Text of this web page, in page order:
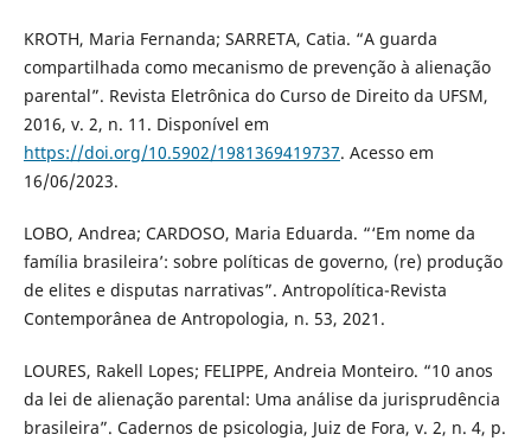
KROTH, Maria Fernanda; SARRETA, Catia. “A guarda
compartilhada como mecanismo de prevenção à alienação
parental”. Revista Eletrônica do Curso de Direito da UFSM,
2016, v. 2, n. 11. Disponível em
https://doi.org/10.5902/1981369419737. Acesso em
16/06/2023.
LOBO, Andrea; CARDOSO, Maria Eduarda. “‘Em nome da
família brasileira’: sobre políticas de governo, (re) produção
de elites e disputas narrativas”. Antropolítica-Revista
Contemporânea de Antropologia, n. 53, 2021.
LOURES, Rakell Lopes; FELIPPE, Andreia Monteiro. “10 anos
da lei de alienação parental: Uma análise da jurisprudência
brasileira”. Cadernos de psicologia, Juiz de Fora, v. 2, n. 4, p.